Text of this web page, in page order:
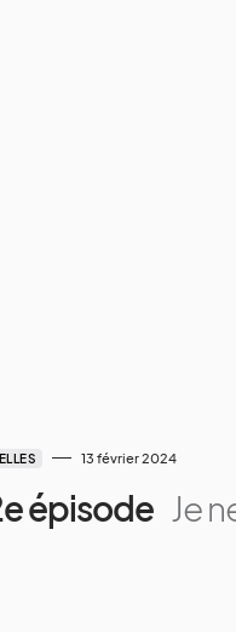
13 février 2024
épisode Je